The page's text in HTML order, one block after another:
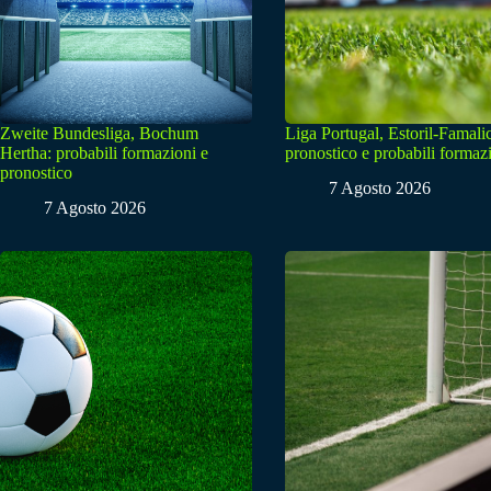
Zweite Bundesliga, Bochum
Hertha: probabili formazioni e
pronostico
7 Agosto 2026
Liga Portugal, Estoril-
pronostico e probabili
7 Agosto 2026